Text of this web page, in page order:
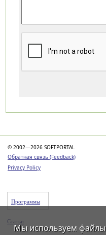
© 2002—2026 SOFTPORTAL
Обратная связь (Feedback)
Privacy Policy
Программы
Статьи
Мы используем файлы